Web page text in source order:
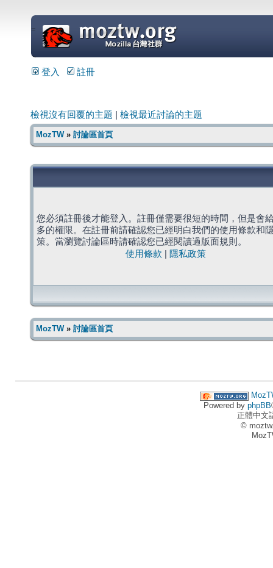
=
登入 註冊
檢視沒有回覆的主題 檢視最近討論的主題
MozTW» 討論區首頁
您必須註冊後才能登入。註冊僅需要很短的時間，但是會
多的權限。在註冊前請確認您已經明白我們的使用條款和
策。當瀏覽討論區時請確認您已經閱讀過版面規則。
使用條款
隱私政策
MozTW» 討論區首頁
Powered by phpBB
正體中文
©